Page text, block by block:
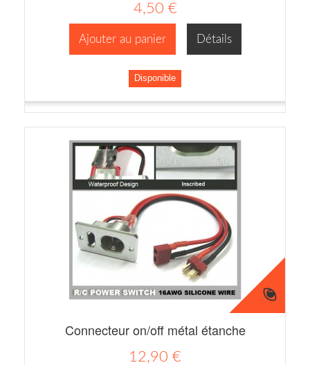
4,50 €
Ajouter au panier Détails
Disponible
Connecteur on/off métal étanche
12,90 €